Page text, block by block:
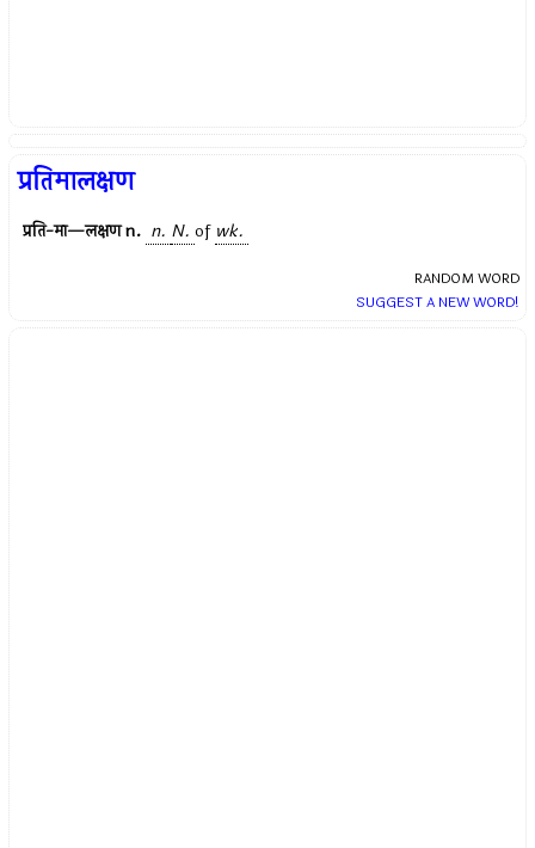
प्रतिमालक्षण
प्रति-मा—लक्षणn. n. N. of wk.
RANDOM WORD
SUGGEST A NEW WORD!